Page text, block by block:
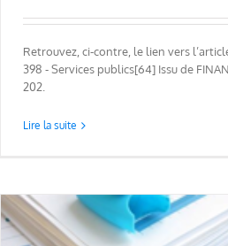
Retrouvez, ci-contre, le lien vers
398 - Services publics[64] Issu de
202.
Lire la suite